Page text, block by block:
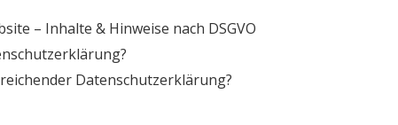
– Inhalte & Hinweise nach DSGVO
Datenschutzerklärung?